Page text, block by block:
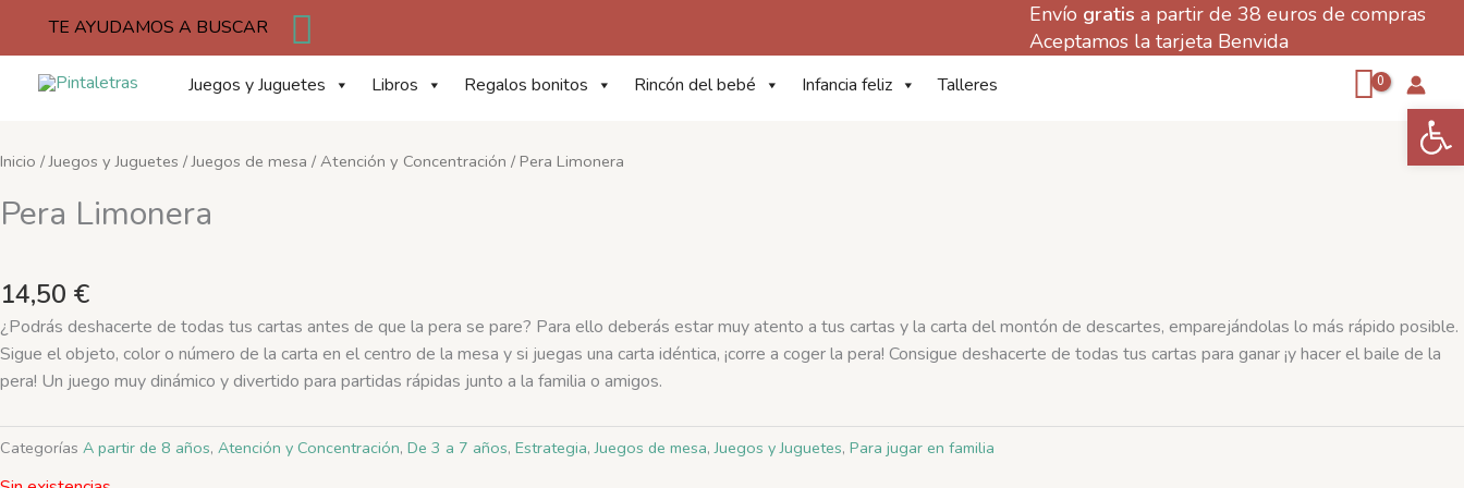
TE AYUDAMOS A BUSCAR Buscar Envío gratis a partir de 38 euros de compras
Aceptamos la tarjeta Benvida
Juegos y Juguetes Libros Regalos bonitos Rincón del bebé Infancia feliz Talleres
Inicio /Juegos y Juguetes /Juegos de mesa / Atención y Concentración / Pera Limonera
Pera Limonera
14,50 €
¿Podrás deshacerte de todas tus cartas antes de que la pera se pare? Para ello deberás estar muy atento a tus cartas y la carta del montón de descartes, emparejándolas lo más rápido posible.
Sigue el objeto, color o número de la carta en el centro de la mesa y si juegas una carta idéntica, ¡corre a coger la pera! Consigue deshacerte de todas tus cartas para ganar ¡y hacer el baile de la
pera! Un juego muy dinámico y divertido para partidas rápidas junto a la familia o amigos.
Categorías A partir de 8 años, Atención y Concentración, De 3 a 7 años, Estrategia,Juegos de mesa,Juegos y Juguetes, Para jugar en familia
Abrir